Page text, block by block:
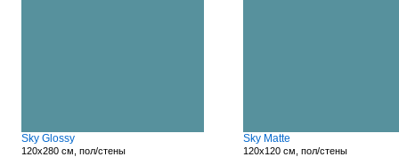
Sky Glossy
120x280 см, пол/стены
Sky Matte
120x120 см, пол/стены